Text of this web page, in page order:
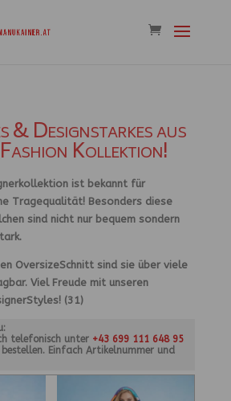
Designstarkes aus
Kollektion!
ist bekannt für
Tragequalität! Besonders diese
sind nicht nur bequem sondern
OversizeSchnitt sind sie über viele
Viel Freude mit unseren
(31)
telefonisch unter +43 699 111 648 95
Einfach Artikelnummer und